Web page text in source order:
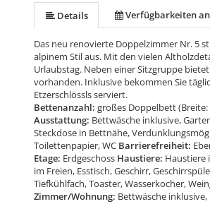
Details Verfügbarkeiten
Das neu renovierte Doppelzimmer Nr. 5
alpinem Stil aus. Mit den vielen
Urlaubstag. Neben einer Sitzgruppe
vorhanden. Inklusive bekommen Sie
Etzerschlössls serviert.
Bettenanzahl: großes Doppelbett (Breite:
Ausstattung: Bettwäsche inklusive,
Steckdose in Bettnähe,
Toilettenpapier, WCBarrierefreiheit:
Etage: ErdgeschossHaustiere: Haustiere
im Freien, Esstisch, Geschirr,
Tiefkühlfach, Toaster, Wasserkocher,
Zimmer/Wohnung: Bettwäsche